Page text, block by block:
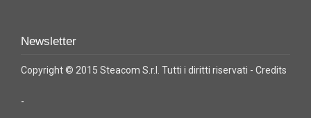
Newsletter
Copyright © 2015 Steacom S.r.l. Tutti i diritti riservati - Credits
-